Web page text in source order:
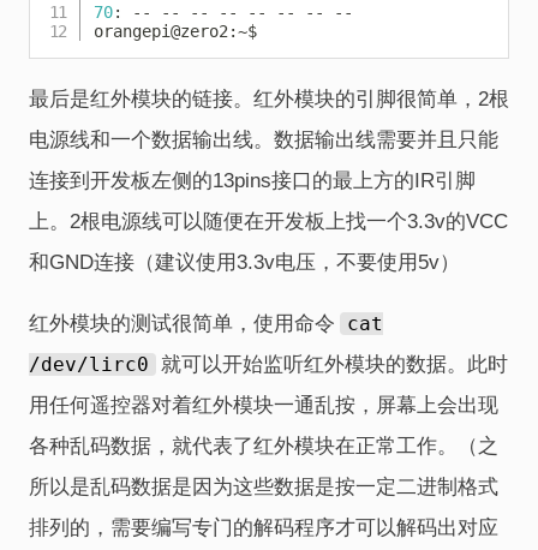
70: -- -- -- -- -- -- -- --
orangepi@zero2:~$
最后是红外模块的链接。红外模块的引脚很简单，2根
电源线和一个数据输出线。数据输出线需要并且只能
连接到开发板左侧的13pins接口的最上方的IR引脚
上。2根电源线可以随便在开发板上找一个3.3v的VCC
和GND连接（建议使用3.3v电压，不要使用5v）
红外模块的测试很简单，使用命令
cat
/dev/lirc0 就可以开始监听红外模块的数据。此时
用任何遥控器对着红外模块一通乱按，屏幕上会出现
各种乱码数据，就代表了红外模块在正常工作。（之
所以是乱码数据是因为这些数据是按一定二进制格式
排列的，需要编写专门的解码程序才可以解码出对应